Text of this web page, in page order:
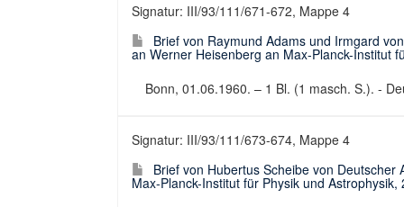
Signatur: III/93/111/671-672, Mappe 4
Brief von Raymund Adams und Irmgard
an Werner Heisenberg an Max-Planck-Institut
Bonn, 01.06.1960. – 1 Bl. (1 masch. S.). -
Signatur: III/93/111/673-674, Mappe 4
Brief von Hubertus Scheibe von
Max-Planck-Institut für Physik und Astrophysik,